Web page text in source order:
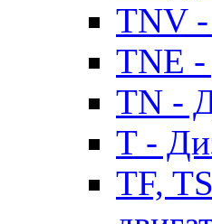
TNV -
TNE -
TN -
T -
TF,